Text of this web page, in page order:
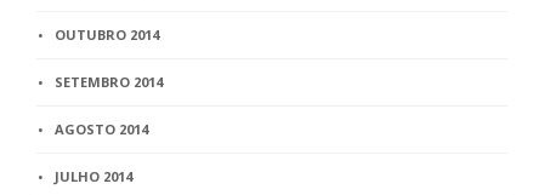
OUTUBRO 2014
SETEMBRO 2014
AGOSTO 2014
JULHO 2014